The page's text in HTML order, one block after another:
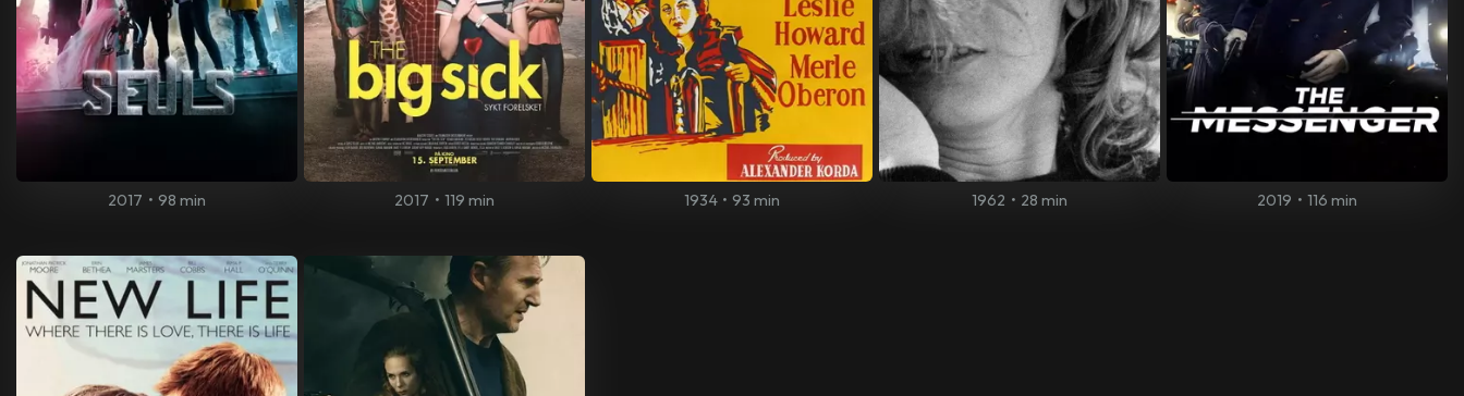
2017 • 98 min 2017 • 119 min 1934 • 93 min 1962 • 28 min 2019 • 116 min